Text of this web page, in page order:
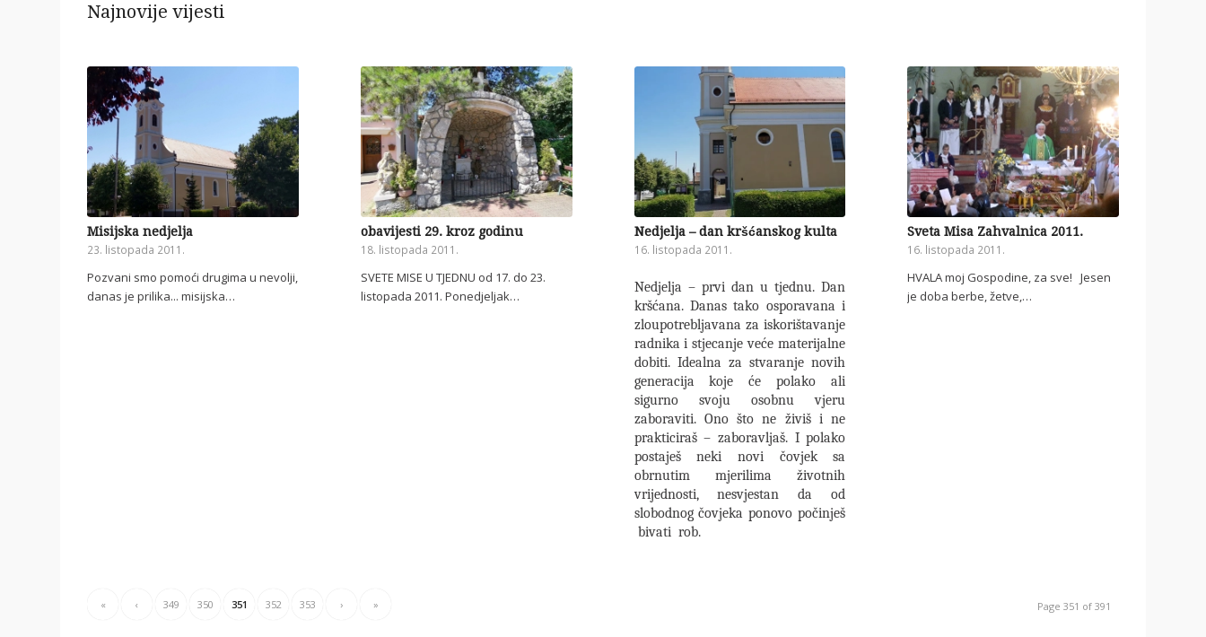
Najnovije vijesti
Misijska nedjelja
23. listopada 2011.
Pozvani smo pomoći drugima u nevolji,
danas je prilika... misijska…
obavijesti 29. kroz godinu
18. listopada 2011.
SVETE MISE U TJEDNU od 17. do 23.
listopada 2011. Ponedjeljak…
Nedjelja – dan kršćanskog kulta
16. listopada 2011.
Nedjelja – prvi dan u tjednu. Dan
kršćana. Danas tako osporavana i
zloupotrebljavana za iskorištavanje
radnika i stjecanje veće materijalne
dobiti. Idealna za stvaranje novih
generacija koje će polako ali
sigurno svoju osobnu vjeru
zaboraviti. Ono što ne živiš i ne
prakticiraš – zaboravljaš. I polako
postaješ neki novi čovjek sa
obrnutim mjerilima životnih
vrijednosti, nesvjestan da od
slobodnog čovjeka ponovo počinješ
bivati rob.
Sveta Misa Zahvalnica 2011.
16. listopada 2011.
HVALA moj Gospodine, za sve! Jesen
je doba berbe, žetve,…
Page 351 of 391
« ‹ 349 350 351 352 353 › »